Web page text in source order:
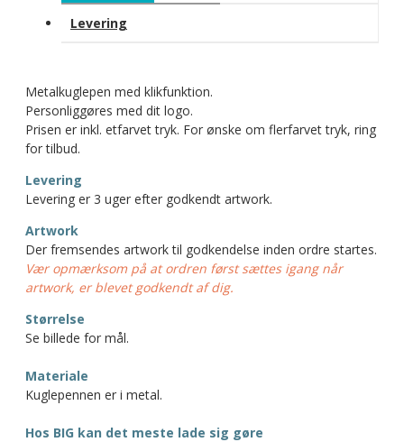
Levering
Metalkuglepen med klikfunktion.
Personliggøres med dit logo.
Prisen er inkl. etfarvet tryk. For ønske om flerfarvet tryk, ring
for tilbud.
Levering
Levering er 3 uger efter godkendt artwork.
Artwork
Der fremsendes artwork til godkendelse inden ordre startes.
Vær opmærksom på at ordren først sættes igang når
artwork, er blevet godkendt af dig.
Størrelse
Se billede for mål.
Materiale
Kuglepennen er i metal.
Hos BIG kan det meste lade sig gøre